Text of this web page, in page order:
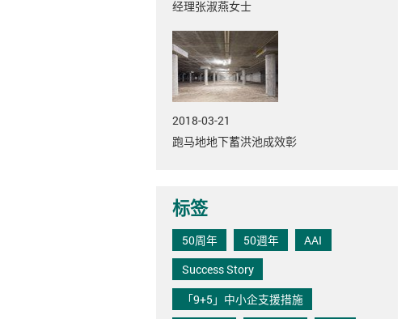
经理张淑燕女士
2018-03-21
跑马地地下蓄洪池成效彰
标签
50周年 50週年
AAI
Success Story
「9+5」中小企支援措施